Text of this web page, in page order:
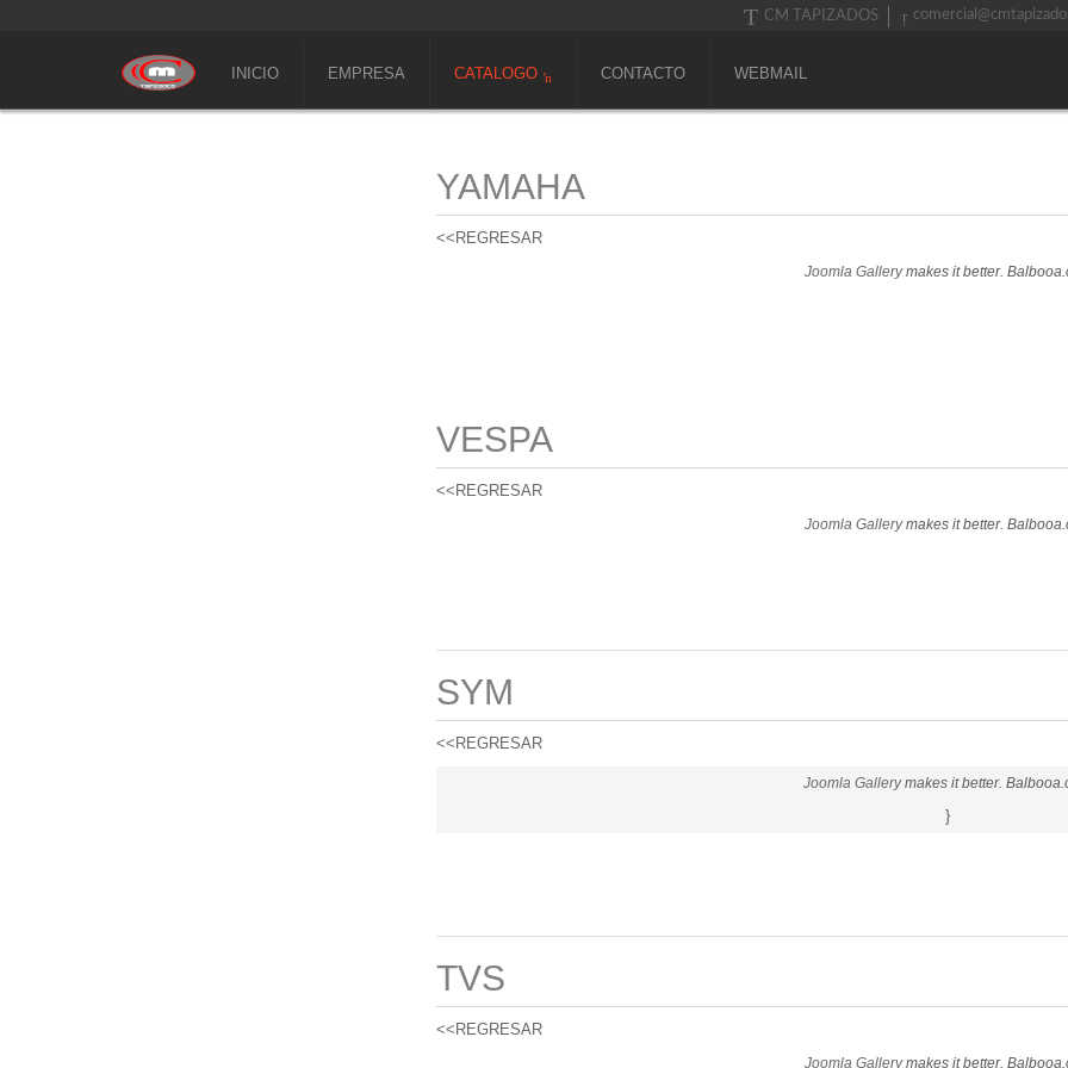
CM TAPIZADOS
INICIO EMPRESA CATALOGO CONTACTO WEBMAIL
YAMAHA
<<REGRESAR
Joomla Gallerymakes it better.
VESPA
<<REGRESAR
Joomla Gallerymakes it better.
SYM
<<REGRESAR
Joomla Gallerymakes it better.
}
TVS
<<REGRESAR
Joomla Gallerymakes it better.